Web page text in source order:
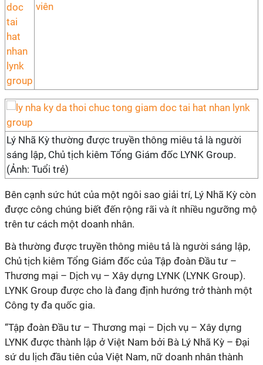
viên
Lý Nhã Kỳ thường được truyền thông miêu tả là người
sáng lập, Chủ tịch kiêm Tổng Giám đốc LYNK Group.
(Ảnh: Tuổi trẻ)
Bên cạnh sức hút của một ngôi sao giải trí, Lý Nhã Kỳ còn
được công chúng biết đến rộng rãi và ít nhiều ngưỡng mộ
trên tư cách một doanh nhân.
Bà thường được truyền thông miêu tả là người sáng lập,
Chủ tịch kiêm Tổng Giám đốc của Tập đoàn Đầu tư –
Thương mại – Dịch vụ – Xây dựng LYNK (LYNK Group).
LYNK Group được cho là đang định hướng trở thành một
Công ty đa quốc gia.
“Tập đoàn Đầu tư – Thương mại – Dịch vụ – Xây dựng
LYNK được thành lập ở Việt Nam bởi Bà Lý Nhã Kỳ – Đại
sứ du lịch đầu tiên của Việt Nam, nữ doanh nhân thành